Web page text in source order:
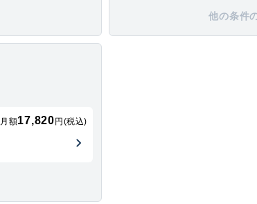
他の条件
月額17,820円(税込)